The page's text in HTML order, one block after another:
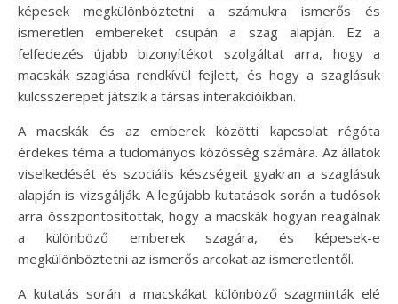
képesek megkülönböztetni a számukra ismerős és
ismeretlen embereket csupán a szag alapján. Ez a
felfedezés újabb bizonyítékot szolgáltat arra, hogy a
macskák szaglása rendkívül fejlett, és hogy a szaglásuk
kulcsszerepet játszik a társas interakcióikban.
A macskák és az emberek közötti kapcsolat régóta
érdekes téma a tudományos közösség számára. Az állatok
viselkedését és szociális készségeit gyakran a szaglásuk
alapján is vizsgálják. A legújabb kutatások során a tudósok
arra összpontosítottak, hogy a macskák hogyan reagálnak
a különböző emberek szagára, és képesek-e
megkülönböztetni az ismerős arcokat az ismeretlentől.
A kutatás során a macskákat különböző szagminták elé